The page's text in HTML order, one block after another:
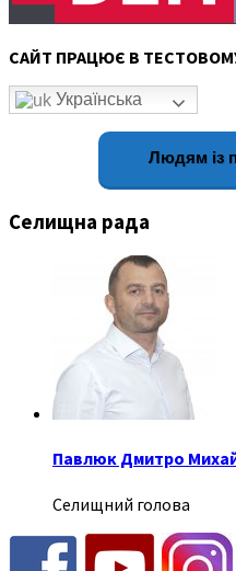
САЙТ ПРАЦЮЄ В
Українська
Людям із
Селищна рада
Павлюк Дмитро
Селищний голова